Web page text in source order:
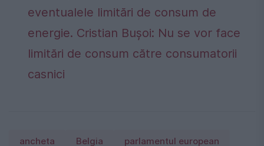
eventualele limitări de consum de
energie. Cristian Bușoi: Nu se vor face
limitări de consum către consumatorii
casnici
ancheta Belgia parlamentul european